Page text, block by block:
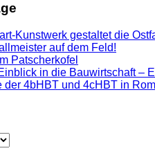
Kunstwerk gestaltet die
auf dem Feld!
Patscherkofel
in die Bauwirtschaft –
der 4bHBT und 4cHBT in Rom